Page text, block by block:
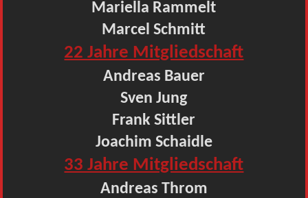
Mariella Rammelt
Marcel Schmitt
22 Jahre Mitgliedschaft
Andreas Bauer
Sven Jung
Frank Sittler
Joachim Schaidle
33 Jahre Mitgliedschaft
Andreas Throm